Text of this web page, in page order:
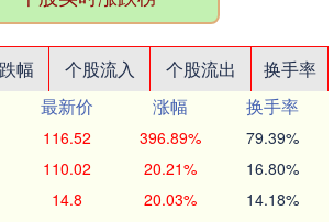
幅 个股流入 个股流出
换手率
最新价 涨幅
换手率
116.52 396.89% 79.39%
110.02 20.21% 16.80%
14.8 20.03% 14.18%